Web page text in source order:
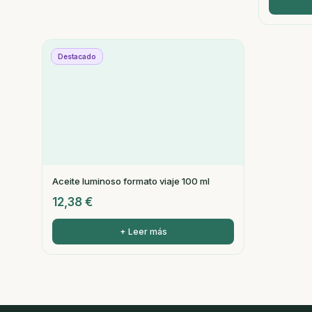
Destacado
Aceite luminoso formato viaje 100 ml
12,38 €
+ Leer más